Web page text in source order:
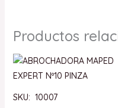
Productos
SKU: 10007